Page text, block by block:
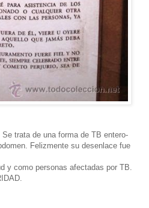
trata de una forma de TB entero-
Felizmente su desenlace fue
y como personas afectadas por TB.